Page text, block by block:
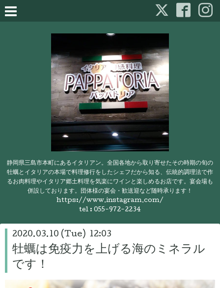
静岡県三島市本町にあるイタリアン。全国各地から取り寄せたその時期の旬の
牡蠣とイタリアの本場で料理修行をしたシェフだから知る、伝統的調理法で作
るお肉料理やイタリア郷土料理を気楽にワインと楽しめるお店です。宴会場も
併設しております。団体様の宴会・歓送迎など随時承ります！
https://www.instagram.com/
tel : 055-972-2234
2020.03.10 (Tue) 12:03
牡蠣は免疫力を上げる海のミネラル
です！